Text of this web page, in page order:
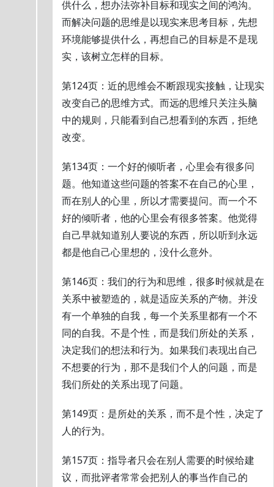
供什么，想办法弥补目标和现实之间的鸿沟。
而解决问题的思维是以现实来思考目标，先想
环境能够提供什么，再想自己的目标是不是现
实，该树立怎样的目标。
第124页：近的思维会不断跟现实接触，让现实
改变自己的思维方式。而远的思维只关注头脑
中的规则，只能看到自己想看到的东西，拒绝
改变。
第134页：一个好的倾听者，心里会有很多问
题。他知道这些问题的答案不在自己的心里，
而在别人的心里，所以才需要提问。而一个不
好的倾听者，他的心里会有很多答案。他觉得
自己早就知道别人要说的东西，所以听到永远
都是他自己心里想的，没什么意外。
第146页：我们的行为和思维，很多时候就是在
关系中被塑造的，就是适应关系的产物。并没
有一个单独的自我，每一个关系里都有一个不
同的自我。不是个性，而是我们所处的关系，
决定我们的想法和行为。如果我们表现出自己
不想要的行为，那不是我们个人的问题，而是
我们所处的关系出现了问题。
第149页：是所处的关系，而不是个性，决定了
人的行为。
第157页：指导者只会在别人需要的时候给建
议，而批评者常常会把别人的事当作自己的